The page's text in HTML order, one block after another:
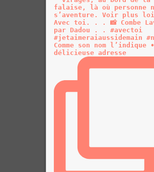
Comme son nom l’indique •
délicieuse adresse